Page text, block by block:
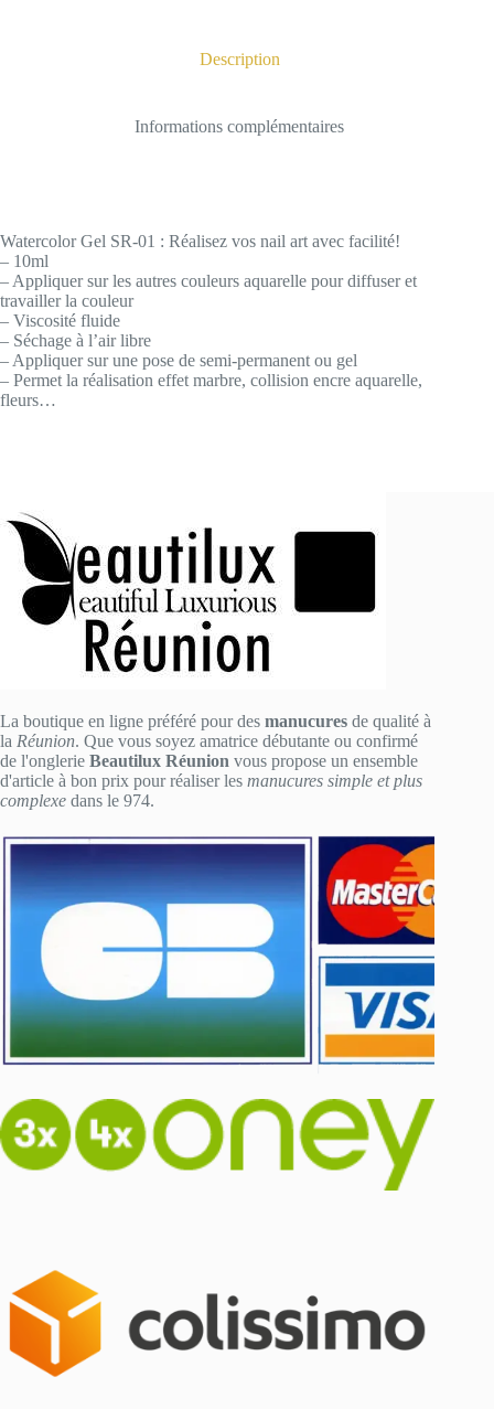
Description
Informations complémentaires
Watercolor Gel SR-01 : Réalisez vos nail art avec facilité!
– 10ml
– Appliquer sur les autres couleurs aquarelle pour diffuser et
travailler la couleur
– Viscosité fluide
– Séchage à l’air libre
– Appliquer sur une pose de semi-permanent ou gel
– Permet la réalisation effet marbre, collision encre aquarelle,
fleurs…
La boutique en ligne préféré pour des manucures de qualité à
la Réunion. Que vous soyez amatrice débutante ou confirmé
de l'onglerie Beautilux Réunion vous propose un ensemble
d'article à bon prix pour réaliser les manucures simple et plus
complexe dans le 974.